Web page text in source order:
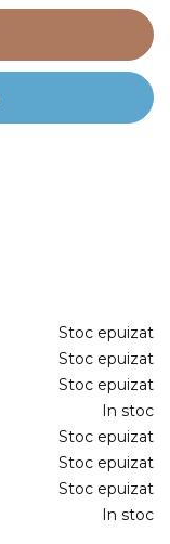
Stoc epuizat
Stoc epuizat
Stoc epuizat
In stoc
Stoc epuizat
Stoc epuizat
Stoc epuizat
In stoc